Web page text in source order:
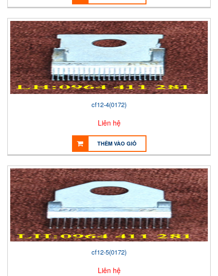
cf12-4(0172)
Liên hệ
THÊM VÀO GIỎ
cf12-5(0172)
Liên hệ